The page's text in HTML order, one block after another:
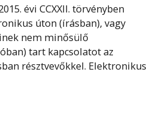
évi CCXXII. törvényben
úton (írásban), vagy
nem minősülő
tart kapcsolatot az
résztvevőkkel. Elektronikus